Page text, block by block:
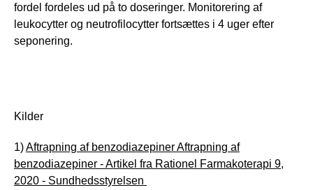
fordel fordeles ud på to doseringer. Monitorering af
leukocytter og neutrofilocytter fortsættes i 4 uger efter
seponering.
Kilder
1)Aftrapning af benzodiazepiner Aftrapning af
benzodiazepiner - Artikel fra Rationel Farmakoterapi 9,
2020 - Sundhedsstyrelsen